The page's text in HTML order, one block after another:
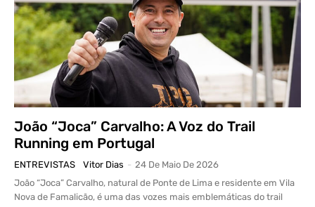
João “Joca” Carvalho: A Voz do Trail
Running em Portugal
ENTREVISTAS Vitor Dias - 24 De Maio De 2026
João “Joca” Carvalho, natural de Ponte de Lima e residente em Vila
Nova de Famalicão, é uma das vozes mais emblemáticas do trail